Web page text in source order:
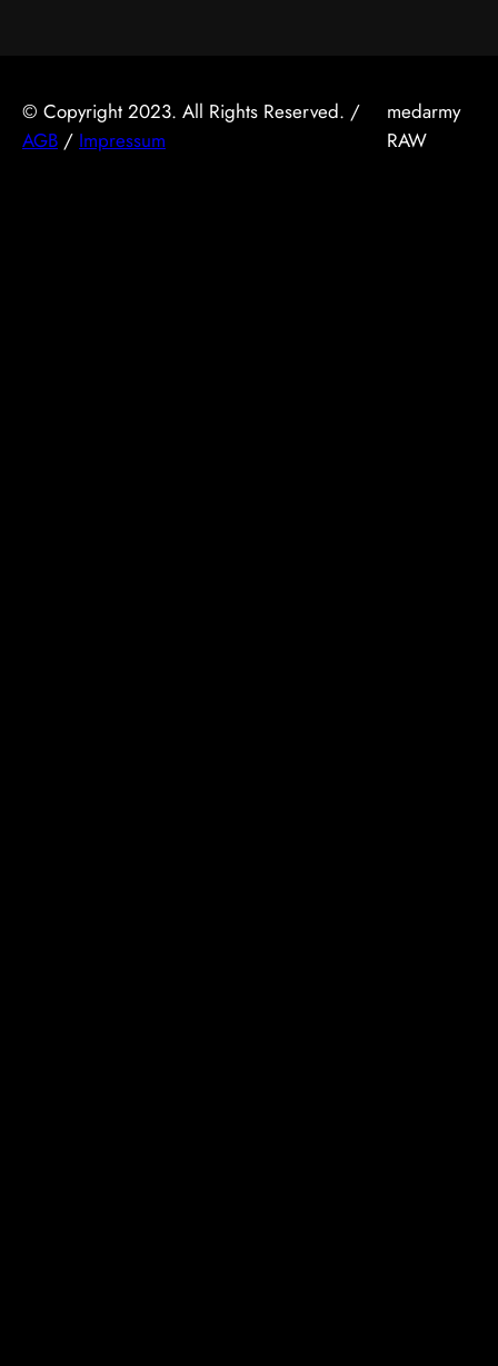
© Copyright 2023. All Rights Reserved. /
AGB / Impressum
medarmy
RAW